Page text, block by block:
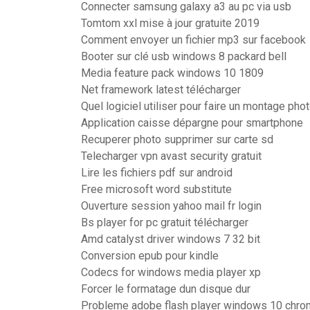
Connecter samsung galaxy a3 au pc via usb
Tomtom xxl mise à jour gratuite 2019
Comment envoyer un fichier mp3 sur facebook
Booter sur clé usb windows 8 packard bell
Media feature pack windows 10 1809
Net framework latest télécharger
Quel logiciel utiliser pour faire un montage
Application caisse dépargne pour smartphone
Recuperer photo supprimer sur carte sd
Telecharger vpn avast security gratuit
Lire les fichiers pdf sur android
Free microsoft word substitute
Ouverture session yahoo mail fr login
Bs player for pc gratuit télécharger
Amd catalyst driver windows 7 32 bit
Conversion epub pour kindle
Codecs for windows media player xp
Forcer le formatage dun disque dur
Probleme adobe flash player windows 10